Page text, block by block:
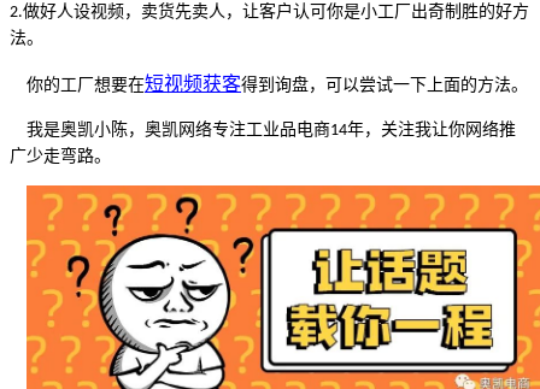
2.做好人设视频，卖货先卖人，让客户认可你是小工厂出奇制胜的好方
法。
你的工厂想要在短视频获客得到 询盘，可以尝试一下上面的方法。
我是奥凯小陈，奥凯网络专注工业品电商14年，关注我让你网络推
广少走弯路。